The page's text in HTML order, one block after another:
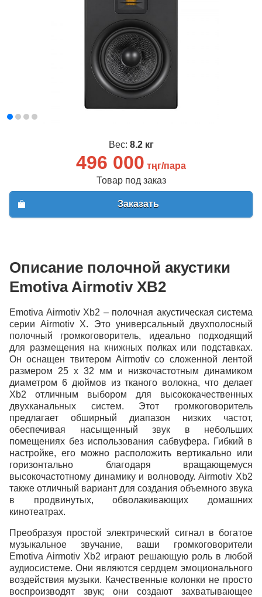
Вес: 8.2 кг
496 000 тңг/пара
Товар под заказ
Заказать
Описание полочной акустики
Emotiva Airmotiv XB2
Emotiva Airmotiv Xb2 – полочная акустическая система
серии Airmotiv X. Это универсальный двухполосный
полочный громкоговоритель, идеально подходящий
для размещения на книжных полках или подставках.
Он оснащен твитером Airmotiv со сложенной лентой
размером 25 x 32 мм и низкочастотным динамиком
диаметром 6 дюймов из тканого волокна, что делает
Xb2 отличным выбором для высококачественных
двухканальных систем. Этот громкоговоритель
предлагает обширный диапазон низких частот,
обеспечивая насыщенный звук в небольших
помещениях без использования сабвуфера. Гибкий в
настройке, его можно расположить вертикально или
горизонтально благодаря вращающемуся
высокочастотному динамику и волноводу. Airmotiv Xb2
также отличный вариант для создания объемного звука
в продвинутых, обволакивающих домашних
кинотеатрах.
Преобразуя простой электрический сигнал в богатое
музыкальное звучание, ваши громкоговорители
Emotiva Airmotiv Xb2 играют решающую роль в любой
аудиосистеме. Они являются сердцем эмоционального
воздействия музыки. Качественные колонки не просто
воспроизводят звук; они создают захватывающее
Email*
Пароль*
Индекс
Город
Продолжить покупки